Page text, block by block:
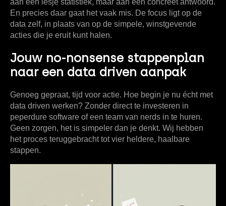
aan een lesje statistiek, maar aan een concreet antwoord.
En precies daar gaat het vaak mis. De focus ligt op de
data zelf, in plaats van op de simpele, winstgevende
acties die je eruit kunt halen.
Jouw no-nonsense stappenplan
naar een data driven aanpak
Genoeg gepraat, tijd voor actie. Hoe begin je nu écht met
data driven werken? Zonder direct te investeren in
peperdure software of een team van nerds in te huren.
Geen zorgen, het is simpeler dan je denkt. Wij hebben
het proces teruggebracht tot vier heldere, haalbare
stappen.